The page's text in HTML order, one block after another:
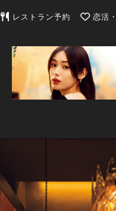
東京カレンダー | 最新のグ
レストラン予約 恋活